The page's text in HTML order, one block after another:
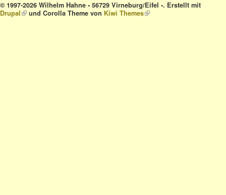
© 1997-2026 Wilhelm Hahne • 56729 Virneburg/Eifel •. Erstellt mit
Drupal(link is external)
und Corolla Theme von Kiwi Themes(link is external)